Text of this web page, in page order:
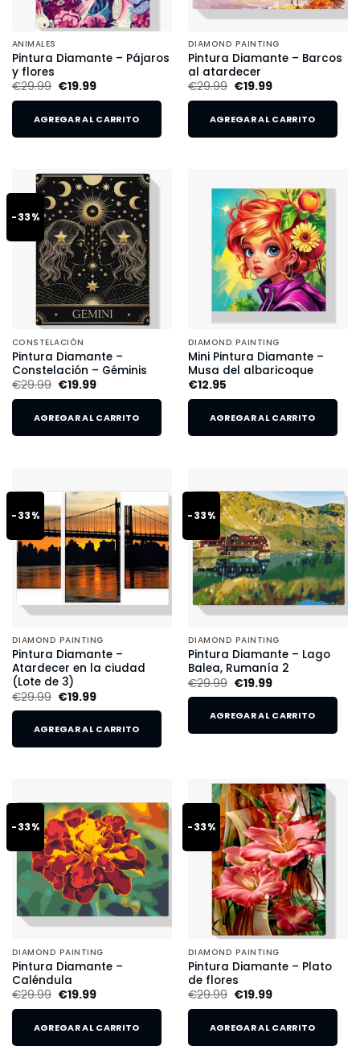
ANIMALES
Pintura Diamante – Pájaros
y flores
€29.99 €19.99
AGREGAR AL CARRITO
DIAMOND PAINTING
Pintura Diamante – Barcos
al atardecer
€29.99 €19.99
AGREGAR AL CARRITO
-33%
CONSTELACIÓN
Pintura Diamante –
Constelación – Géminis
€29.99 €19.99
AGREGAR AL CARRITO
DIAMOND PAINTING
Mini Pintura Diamante –
Musa del albaricoque
€12.95
AGREGAR AL CARRITO
-33%
DIAMOND PAINTING
Pintura Diamante –
Atardecer en la ciudad
(Lote de 3)
€29.99 €19.99
AGREGAR AL CARRITO
-33%
DIAMOND PAINTING
Pintura Diamante – Lago
Balea, Rumanía 2
€29.99 €19.99
AGREGAR AL CARRITO
-33%
DIAMOND PAINTING
Pintura Diamante –
Caléndula
€29.99 €19.99
AGREGAR AL CARRITO
-33%
DIAMOND PAINTING
Pintura Diamante – Plato
de flores
€29.99 €19.99
AGREGAR AL CARRITO